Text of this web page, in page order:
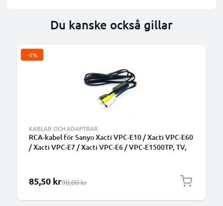
Du kanske också gillar
-5%
KABLAR OCH ADAPTRAR
RCA-kabel för Sanyo Xacti VPC-E10 / Xacti VPC-E60
/ Xacti VPC-E7 / Xacti VPC-E6 / VPC-E1500TP, TV,
Specialpris
85,50 krOrdinarie pris
90,00 kr